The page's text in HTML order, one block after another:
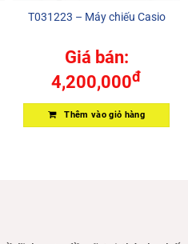
T031223 – Máy chiếu Casio
Giá bán:
4,200,000đ
Thêm vào giỏ hàng